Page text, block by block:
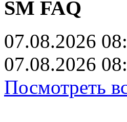
SM FAQ
07.08.2026
07.08.2026
Посмотреть